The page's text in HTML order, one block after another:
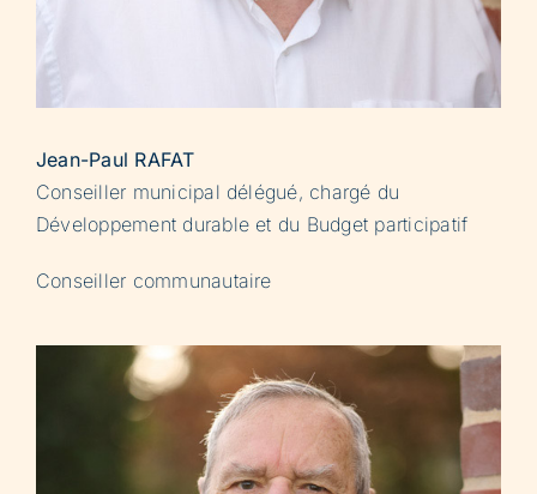
Jean-Paul RAFAT
Conseiller municipal délégué, chargé du
Développement durable et du Budget participatif
Conseiller communautaire